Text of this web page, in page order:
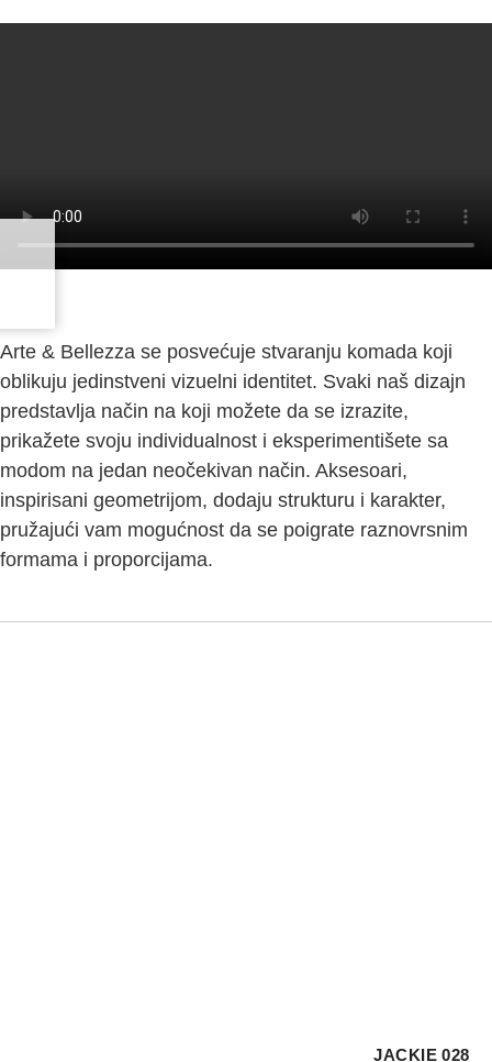
Arte & Bellezza se posvećuje stvaranju komada koji
oblikuju jedinstveni vizuelni identitet. Svaki naš dizajn
predstavlja način na koji možete da se izrazite,
prikažete svoju individualnost i eksperimentišete sa
modom na jedan neočekivan način. Aksesoari,
inspirisani geometrijom, dodaju strukturu i karakter,
pružajući vam mogućnost da se poigrate raznovrsnim
formama i proporcijama.
JACKIE 028